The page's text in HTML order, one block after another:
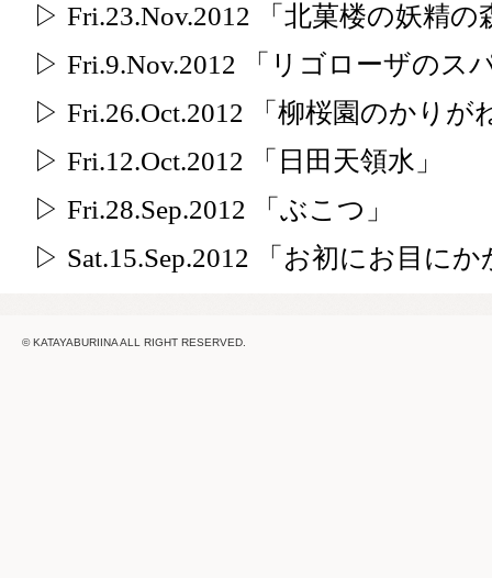
▷ Fri.23.Nov.2012 「北菓楼の妖精の
▷ Fri.9.Nov.2012 「リゴローザのス
▷ Fri.26.Oct.2012 「柳桜園のかりが
▷ Fri.12.Oct.2012 「日田天領水」
▷ Fri.28.Sep.2012 「ぶこつ」
▷ Sat.15.Sep.2012 「お初にお目に
© KATAYABURIINA ALL RIGHT RESERVED.